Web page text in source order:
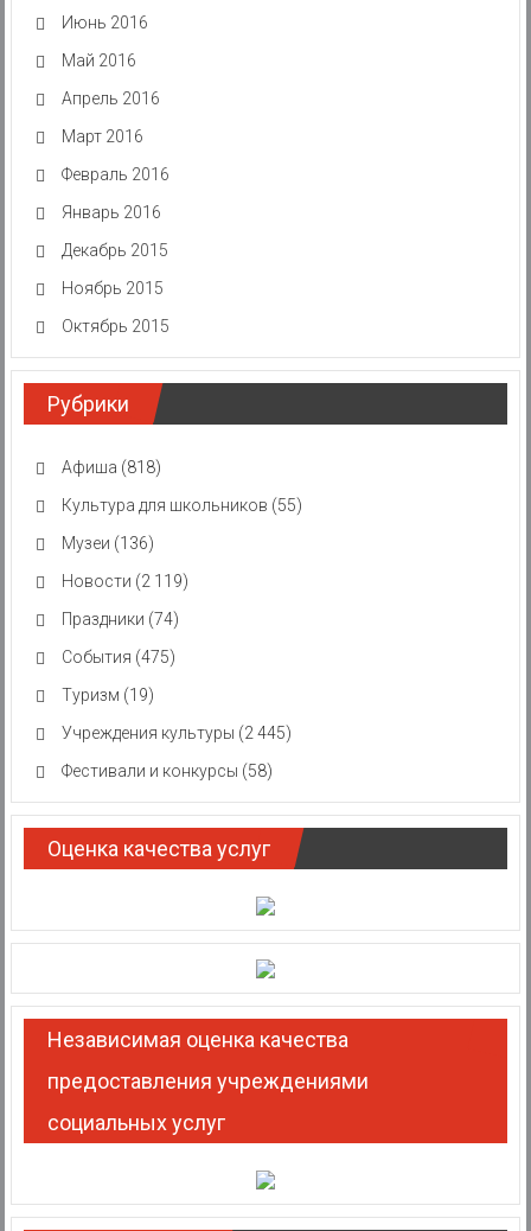
Июнь 2016
Май 2016
Апрель 2016
Март 2016
Февраль 2016
Январь 2016
Декабрь 2015
Ноябрь 2015
Октябрь 2015
Рубрики
Афиша (818)
Культура для школьников (55)
Музеи (136)
Новости (2 119)
Праздники (74)
События (475)
Туризм (19)
Учреждения культуры (2 445)
Фестивали и конкурсы (58)
Оценка качества услуг
Независимая оценка качества
предоставления учреждениями
социальных услуг